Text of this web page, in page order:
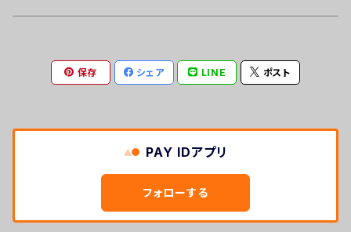
保存 シェア LINE ポスト
PAY IDアプリ
フォローする